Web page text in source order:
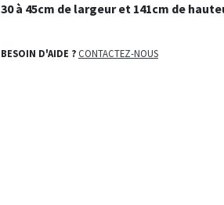
30 à 45cm de largeur et 141cm de
BESOIN D'AIDE ?CONTACTEZ-NOUS